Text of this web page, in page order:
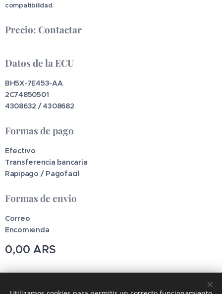
compatibilidad.
Precio: Contactar
Datos de la ECU
BH5X-7E453-AA
2C74850501
4308632 /4308682
Formas de pago
Efectivo
Transferencia bancaria
Rapipago / Pagofacil
Formas de envio
Correo
Encomienda
0,00 ARS
Pincodetools